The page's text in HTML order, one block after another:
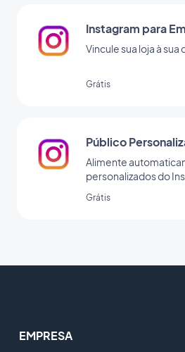
Instagram para
Vincule sua loja à
Grátis
Público
Alimente
personalizados do
Grátis
EMPRESA